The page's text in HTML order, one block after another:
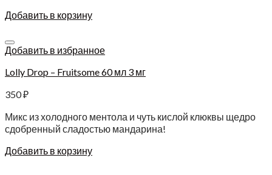
Добавить в корзину
Добавить в избранное
Lolly Drop – Fruitsome 60 мл 3 мг
350₽
Микс из холодного ментола и чуть кислой клюквы щедро
сдобренный сладостью мандарина!
Добавить в корзину